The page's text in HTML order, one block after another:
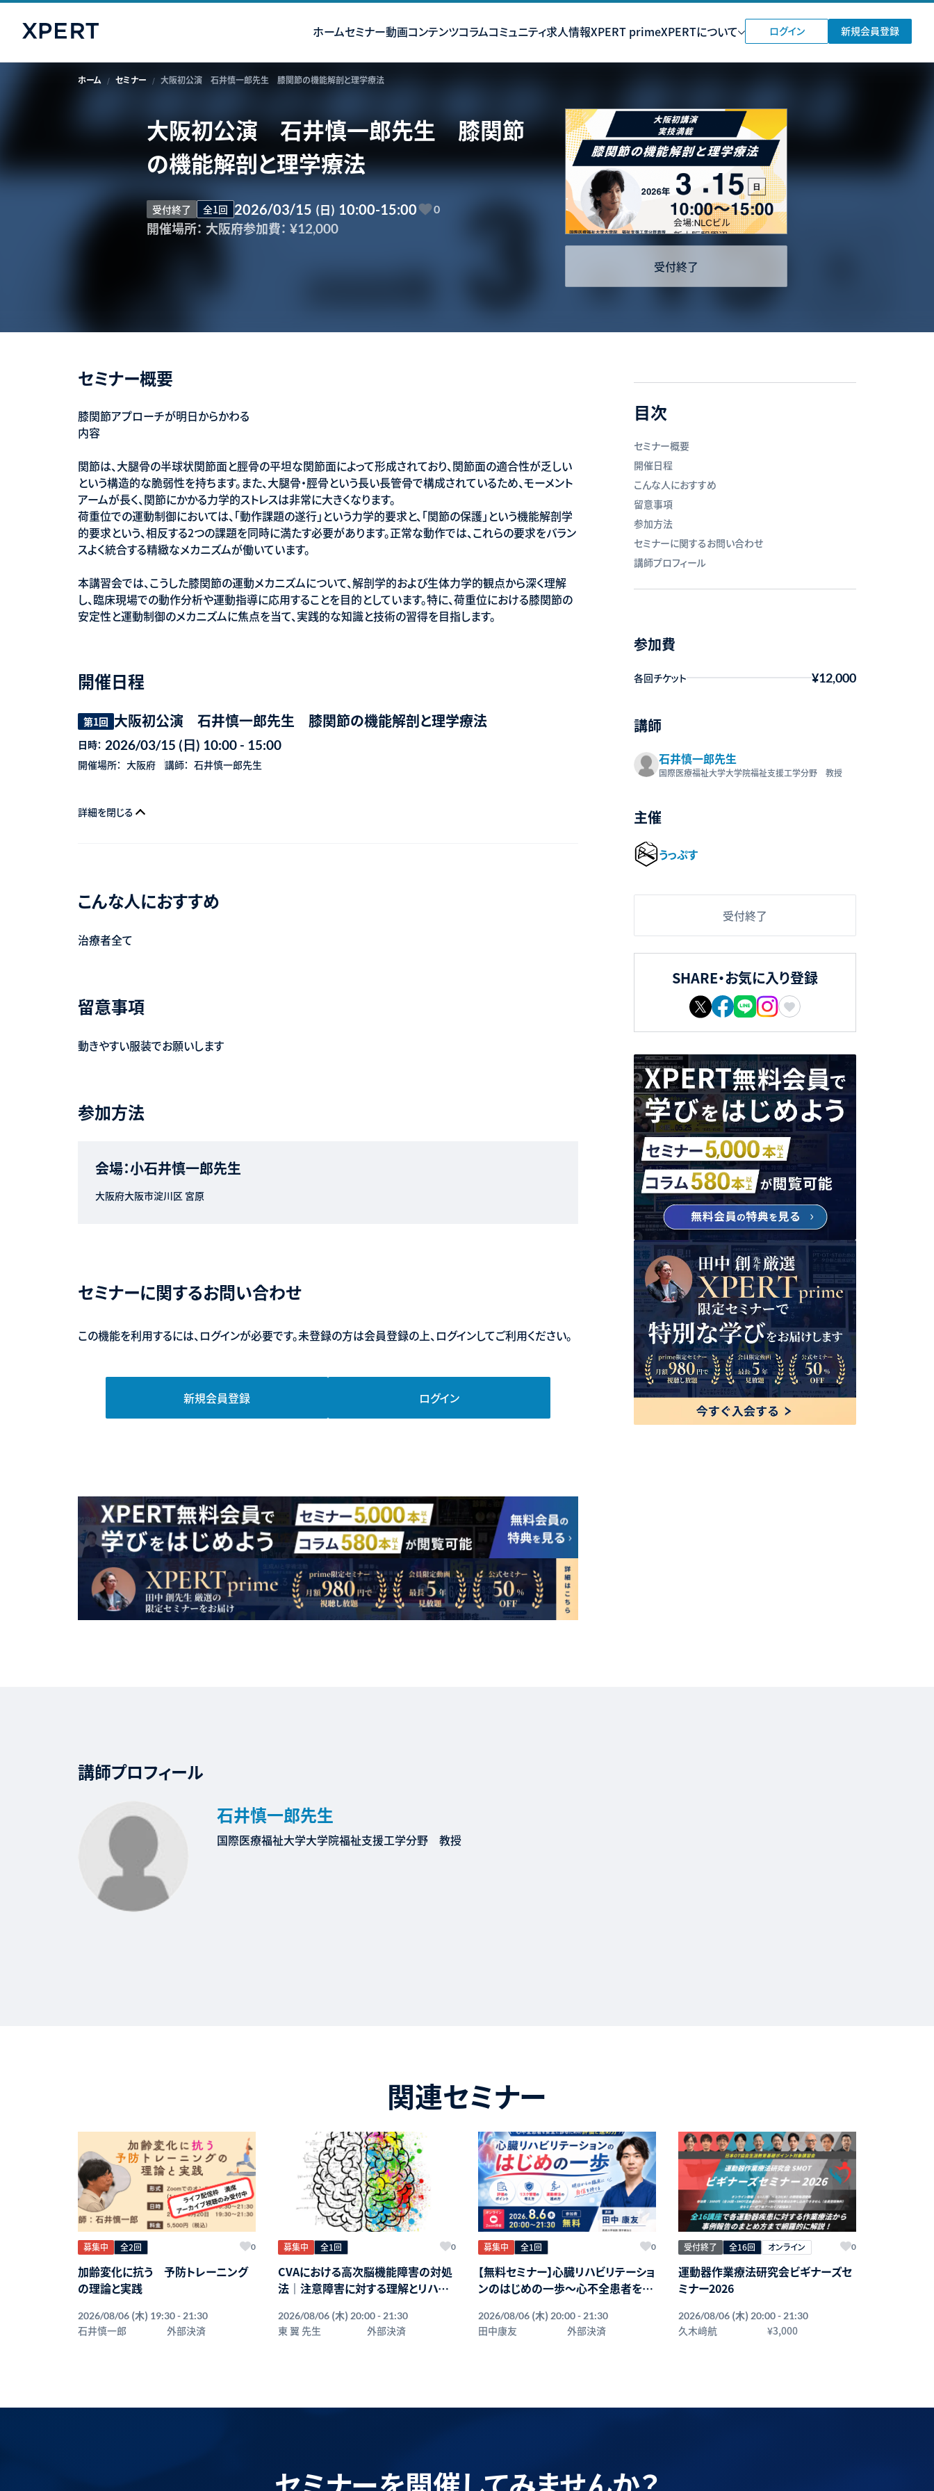
ホームセミナー動画コンテンツコラムコミュニティ求人情報XPERT primeXPERTについて ログイン 新規会員登録
ホーム セミナー 大阪初公演 石井慎一郎先生 膝関節の機能解剖と理学療法
大阪初公演 石井慎一郎先生 膝関節
の機能解剖と理学療法
受付終了 全1回 2026/03/15 (日) 10:00-15:00 0
開催場所： 大阪府参加費： ¥12,000
受付終了
目次
セミナー概要
開催日程
こんな人におすすめ
留意事項
参加方法
セミナーに関するお問い合わせ
講師プロフィール
参加費
各回チケット ¥12,000
講師
石井慎一郎先生
国際医療福祉大学大学院福祉支援工学分野 教授
主催
うっぷす
受付終了
SHARE・お気に入り登録
セミナー概要
膝関節アプローチが明日からかわる
内容
関節は、大腿骨の半球状関節面と脛骨の平坦な関節面によって形成されており、関節面の適合性が乏しい
という構造的な脆弱性を持ちます。また、大腿骨・脛骨という長い長管骨で構成されているため、モーメント
アームが長く、関節にかかる力学的ストレスは非常に大きくなります。
荷重位での運動制御においては、「動作課題の遂行」という力学的要求と、「関節の保護」という機能解剖学
的要求という、相反する2つの課題を同時に満たす必要があります。正常な動作では、これらの要求をバラン
スよく統合する精緻なメカニズムが働いています。
本講習会では、こうした膝関節の運動メカニズムについて、解剖学的および生体力学的観点から深く理解
し、臨床現場での動作分析や運動指導に応用することを目的としています。特に、荷重位における膝関節の
安定性と運動制御のメカニズムに焦点を当て、実践的な知識と技術の習得を目指します。
開催日程
第1回 大阪初公演 石井慎一郎先生 膝関節の機能解剖と理学療法
日時： 2026/03/15 (日) 10:00 - 15:00
開催場所： 大阪府 講師： 石井慎一郎先生
詳細を閉じる
こんな人におすすめ
治療者全て
留意事項
動きやすい服装でお願いします
参加方法
会場：小石井慎一郎先生
大阪府大阪市淀川区 宮原
セミナーに関するお問い合わせ
この機能を利用するには、ログインが必要です。未登録の方は会員登録の上、ログインしてご利用ください。
新規会員登録 ログイン
講師プロフィール
石井慎一郎先生
国際医療福祉大学大学院福祉支援工学分野 教授
関連セミナー
募集中 全2回 0
加齢変化に抗う 予防トレーニング
の理論と実践
2026/08/06 (木) 19:30 - 21:30
石井慎一郎 外部決済
募集中 全1回 0
CVAにおける高次脳機能障害の対処
法｜注意障害に対する理解とリハビ
2026/08/06 (木) 20:00 - 21:30
東 翼 先生 外部決済
募集中 全1回 0
【無料セミナー】心臓リハビリテーショ
ンのはじめの一歩〜心不全患者を安
2026/08/06 (木) 20:00 - 21:30
田中康友 外部決済
受付終了 全16回 オンライン 0
運動器作業療法研究会ビギナーズセ
ミナー2026
2026/08/06 (木) 20:00 - 21:30
久木﨑航 ¥3,000